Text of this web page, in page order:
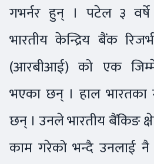
गभर्नर हुन् । पटेल ३ वर्षे
भारतीय केन्द्रिय बैंक
(आरबीआई) को एक
भएका छन् । हाल भारतका
छन् । उनले भारतीय बैंकिङ
काम गरेको भन्दै उनलाई नै